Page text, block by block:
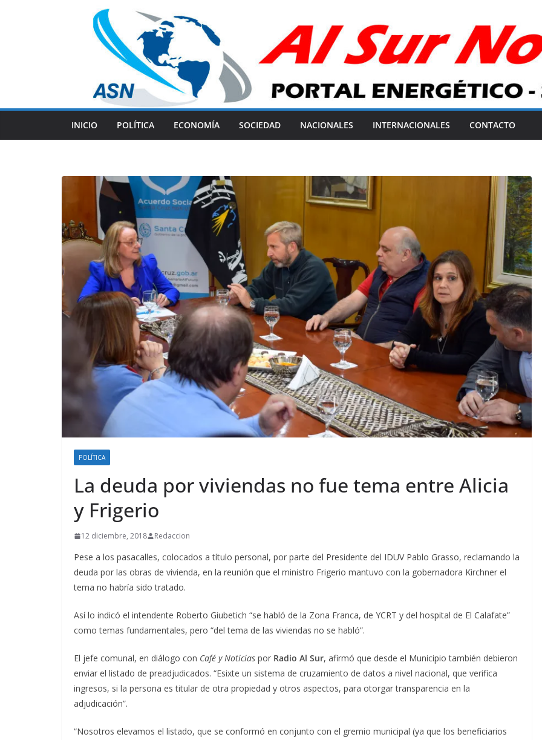
INICIO POLÍTICA ECONOMÍA SOCIEDAD NACIONALES INTERNACIONALES CONTACTO
POLÍTICA
La deuda por viviendas no fue tema entre Alicia
y Frigerio
12 diciembre, 2018 Redaccion
Pese a los pasacalles, colocados a título personal, por parte del Presidente del IDUV Pablo Grasso, reclamando la
deuda por las obras de vivienda, en la reunión que el ministro Frigerio mantuvo con la gobernadora Kirchner el
tema no habría sido tratado.
Así lo indicó el intendente Roberto Giubetich “se habló de la Zona Franca, de YCRT y del hospital de El Calafate”
como temas fundamentales, pero “del tema de las viviendas no se habló”.
El jefe comunal, en diálogo con Café y Noticias por Radio Al Sur, afirmó que desde el Municipio también debieron
enviar el listado de preadjudicados. “Esixte un sistema de cruzamiento de datos a nivel nacional, que verifica
ingresos, si la persona es titular de otra propiedad y otros aspectos, para otorgar transparencia en la
adjudicación”.
“Nosotros elevamos el listado, que se conformó en conjunto con el gremio municipal (ya que los beneficiarios